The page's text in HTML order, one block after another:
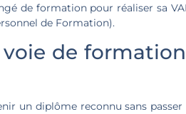
de formation pour réaliser sa
de Formation).
voie de
un diplôme reconnu sans